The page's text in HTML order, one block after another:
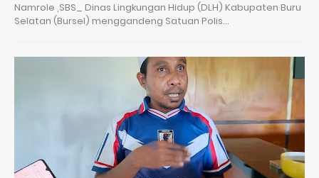
Namrole ,SBS_ Dinas Lingkungan Hidup (DLH) Kabupaten Buru
Selatan (Bursel) menggandeng Satuan Polis…